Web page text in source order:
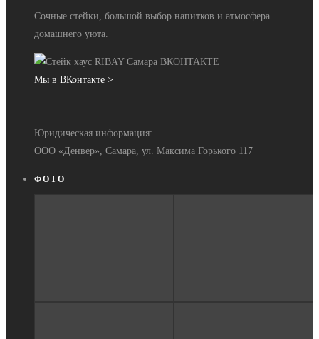
Сочные стейки, большой выбор напитков и атмосфера
домашнего уюта.
Мы в ВКонтакте >
Юридическая информация:
ООО «Денвер», Самара, ул. Максима Горького 117
ФОТО